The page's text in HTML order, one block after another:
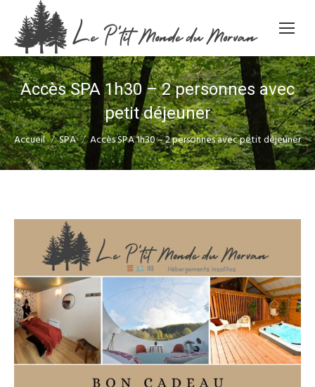
Accès SPA 1h30 – 2 personnes avec
petit déjeuner
Vous êtes ici :
Accueil SPA Accès SPA 1h30 – 2 personnes avec petit déjeuner